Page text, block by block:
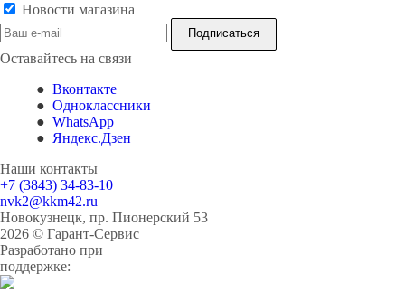
Новости магазина
Оставайтесь на связи
Вконтакте
Одноклассники
WhatsApp
Яндекс.Дзен
Наши контакты
+7 (3843) 34-83-10
nvk2@kkm42.ru
Новокузнецк, пр. Пионерский 53
2026 © Гарант-Сервис
Разработано при
поддержке: